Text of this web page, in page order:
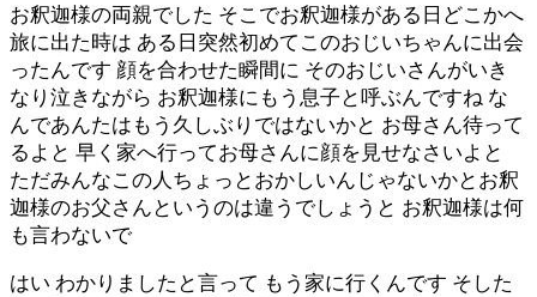
お釈迦様の両親でした そこでお釈迦様がある日どこかへ
旅に出た時は ある日突然初めてこのおじいちゃんに出会
ったんです 顔を合わせた瞬間に そのおじいさんがいき
なり泣きながら お釈迦様にもう息子と呼ぶんですね な
んであんたはもう久しぶりではないかと お母さん待って
るよと 早く家へ行ってお母さんに顔を見せなさいよと
ただみんなこの人ちょっとおかしいんじゃないかとお釈
迦様のお父さんというのは違うでしょうと お釈迦様は何
も言わないで
はい わかりましたと言って もう家に行くんです そした